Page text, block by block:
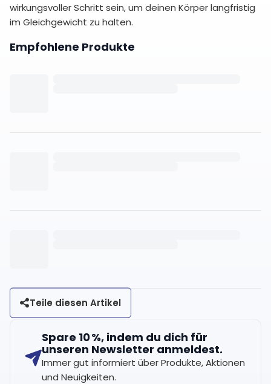
wirkungsvoller Schritt sein, um deinen Körper langfristig
im Gleichgewicht zu halten.
Empfohlene Produkte
Teile diesen Artikel
Spare 10 %, indem du dich für
unseren Newsletter anmeldest.
Immer gut informiert über Produkte, Aktionen
und Neuigkeiten.